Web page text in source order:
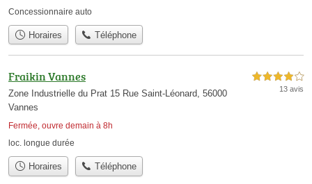
Concessionnaire auto
Horaires Téléphone
Fraikin Vannes
Zone Industrielle du Prat 15 Rue Saint-Léonard, 56000
Vannes
Fermée, ouvre demain à 8h
4,0 étoiles sur 5
13 avis
loc. longue durée
Horaires Téléphone